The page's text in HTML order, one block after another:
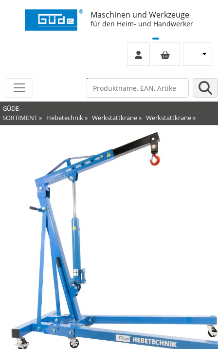
Maschinen und Werkzeuge
für den Heim- und Handwerker
GÜDE-
SORTIMENT» Hebetechnik» Werkstattkrane» Werkstattkrane»